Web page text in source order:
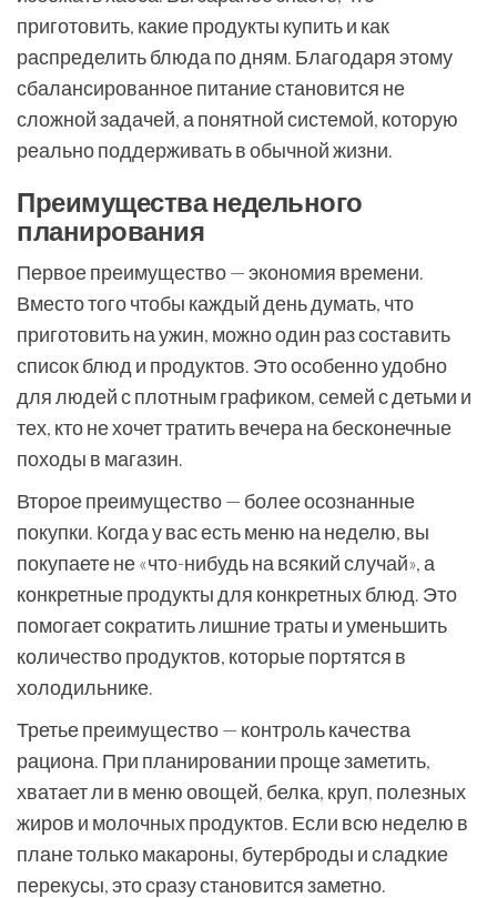
приготовить, какие продукты купить и как
распределить блюда по дням. Благодаря этому
сбалансированное питание становится не
сложной задачей, а понятной системой, которую
реально поддерживать в обычной жизни.
Преимущества недельного
планирования
Первое преимущество — экономия времени.
Вместо того чтобы каждый день думать, что
приготовить на ужин, можно один раз составить
список блюд и продуктов. Это особенно удобно
для людей с плотным графиком, семей с детьми и
тех, кто не хочет тратить вечера на бесконечные
походы в магазин.
Второе преимущество — более осознанные
покупки. Когда у вас есть меню на неделю, вы
покупаете не «что-нибудь на всякий случай», а
конкретные продукты для конкретных блюд. Это
помогает сократить лишние траты и уменьшить
количество продуктов, которые портятся в
холодильнике.
Третье преимущество — контроль качества
рациона. При планировании проще заметить,
хватает ли в меню овощей, белка, круп, полезных
жиров и молочных продуктов. Если всю неделю в
плане только макароны, бутерброды и сладкие
перекусы, это сразу становится заметно.